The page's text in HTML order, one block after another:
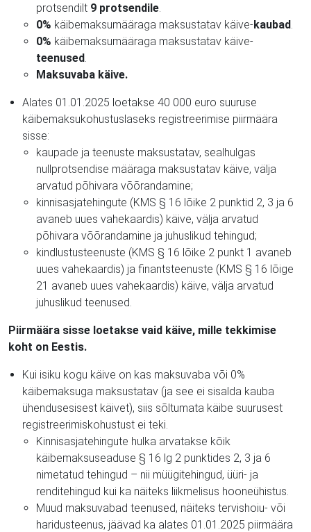
protsendilt 9 protsendile
0% käibemaksumääraga maksustatav käive-kaubad
0% käibemaksumääraga maksustatav käive-
teenused
Maksuvaba käive.
Alates 01.01.2025 loetakse 40 000 euro suuruse
käibemaksukohustuslaseks registreerimise piirmäära
sisse:
kaupade ja teenuste maksustatav, sealhulgas
nullprotsendise määraga maksustatav käive, välja
arvatud põhivara võõrandamine;
kinnisasjatehingute (KMS § 16 lõike 2 punktid 2, 3 ja 6
avaneb uues vahekaardis) käive, välja arvatud
põhivara võõrandamine ja juhuslikud tehingud;
kindlustusteenuste (KMS § 16 lõike 2 punkt 1 avaneb
uues vahekaardis) ja finantsteenuste (KMS § 16 lõige
21 avaneb uues vahekaardis) käive, välja arvatud
juhuslikud teenused.
Piirmäära sisse loetakse vaid käive, mille tekkimise
koht on Eestis.
Kui isiku kogu käive on kas maksuvaba või 0%
käibemaksuga maksustatav (ja see ei sisalda kauba
ühendusesisest käivet), siis sõltumata käibe suurusest
registreerimiskohustust ei teki.
Kinnisasjatehingute hulka arvatakse kõik
käibemaksuseaduse § 16 lg 2 punktides 2, 3 ja 6
nimetatud tehingud – nii müügitehingud, üüri- ja
renditehingud kui ka näiteks liikmelisus hooneühistus.
Muud maksuvabad teenused, näiteks tervishoiu- või
haridusteenus, jäävad ka alates 01.01.2025 piirmäära